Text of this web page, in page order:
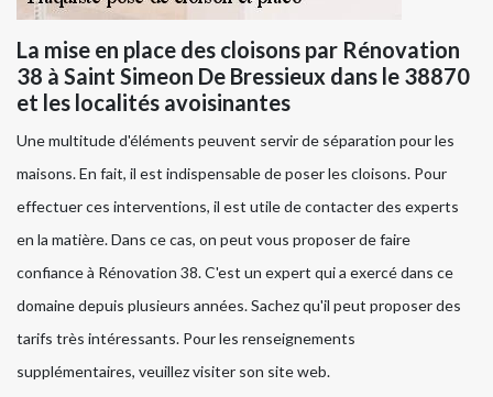
La mise en place des cloisons par Rénovation
38 à Saint Simeon De Bressieux dans le 38870
et les localités avoisinantes
Une multitude d'éléments peuvent servir de séparation pour les
maisons. En fait, il est indispensable de poser les cloisons. Pour
effectuer ces interventions, il est utile de contacter des experts
en la matière. Dans ce cas, on peut vous proposer de faire
confiance à Rénovation 38. C'est un expert qui a exercé dans ce
domaine depuis plusieurs années. Sachez qu'il peut proposer des
tarifs très intéressants. Pour les renseignements
supplémentaires, veuillez visiter son site web.